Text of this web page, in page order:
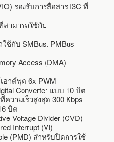
รองรับการสื่อสาร I3C ที่
สามารถใช้กับ
ช้กับ SMBus, PMBus
Access (DMA)
อาต์พุต 6x PWM
Converter แบบ 10 บิต
วามเร็วสูงสุด 300 Kbps
บิต
Voltage Divider (CVD)
Interrupt (VI)
(PMD) สำหรับปิดการใช้